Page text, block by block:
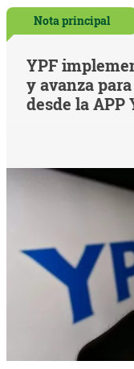
Nota principal
YPF
y avanza
desde la APP